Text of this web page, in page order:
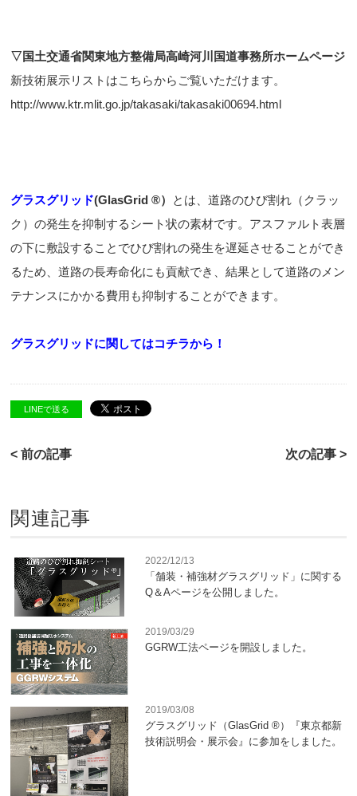
▽国土交通省関東地方整備局高崎河川国道事務所ホームページ
新技術展示リストはこちらからご覧いただけます。
http://www.ktr.mlit.go.jp/takasaki/takasaki00694.html
グラスグリッド(GlasGrid ®） とは、道路のひび割れ（クラッ
ク）の発生を抑制するシート状の素材です。アスファルト表層
の下に敷設することでひび割れの発生を遅延させることができ
るため、道路の長寿命化にも貢献でき、結果として道路のメン
テナンスにかかる費用も抑制することができます。
グラスグリッドに関してはコチラから！
LINEで送る
< 前の記事 次の記事 >
関連記事
2022/12/13
「舗装・補強材グラスグリッド」に関する
Q＆Aページを公開しました。
2019/03/29
GGRW工法ページを開設しました。
2019/03/08
グラスグリッド（GlasGrid ®）『東京都新
技術説明会・展示会』に参加をしました。